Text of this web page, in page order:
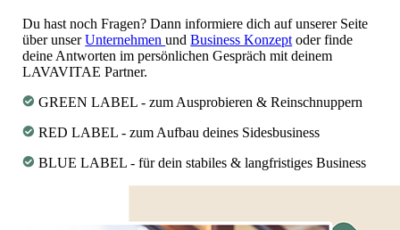
Du hast noch Fragen? Dann informiere dich auf unserer Seite
über unserUnternehmenundBusiness Konzept oder finde
deine Antworten im persönlichen Gespräch mit deinem
LAVAVITAE Partner.
GREEN LABEL - zum Ausprobieren & Reinschnuppern
RED LABEL - zum Aufbau deines Sidesbusiness
BLUE LABEL - für dein stabiles & langfristiges Business